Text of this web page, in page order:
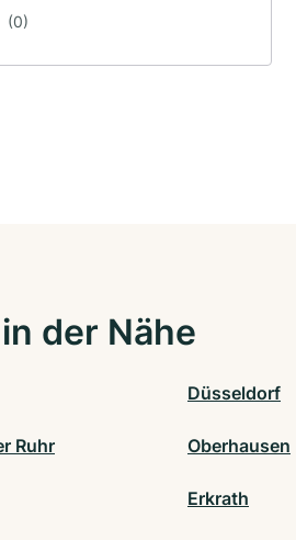
(0)
der Nähe
Düsseldorf
Ruhr Oberhausen
Erkrath